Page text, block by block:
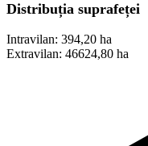
Distribuția suprafeței
Intravilan: 394,20 ha
Extravilan: 46624,80 ha